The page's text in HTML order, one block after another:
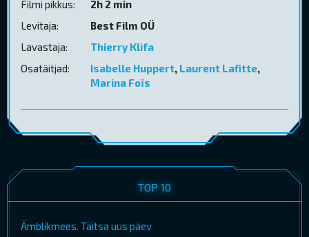
Filmi pikkus:
2h 2 min
Levitaja:
Best Film OÜ
Lavastaja:
Thierry Klifa
Osatäitjad:
Isabelle Huppert, Laurent Lafitte,
Marina Foïs
TOP 10
Ämblikmees. Täitsa uus päev